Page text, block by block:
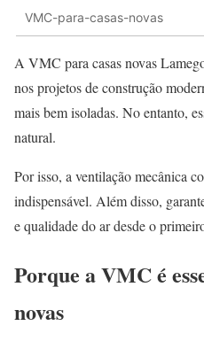
VMC-para-casas-novas
A VMC para casas novas
nos projetos de construção
mais bem isoladas. No entanto,
natural.
Por isso, a ventilação mecânica
indispensável. Além disso,
e qualidade do ar desde o
Porque a VMC é
novas